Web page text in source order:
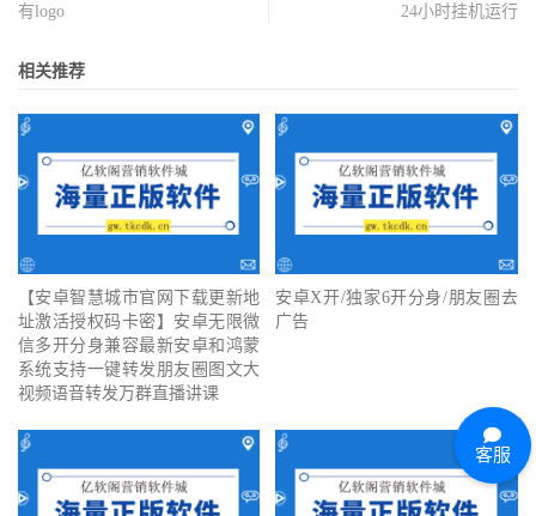
有logo
24小时挂机运行
相关推荐
【安卓智慧城市官网下载更新地
址激活授权码卡密】安卓无限微
信多开分身兼容最新安卓和鸿蒙
系统支持一键转发朋友圈图文大
视频语音转发万群直播讲课
安卓X开/独家6开分身/朋友圈去
广告
客服